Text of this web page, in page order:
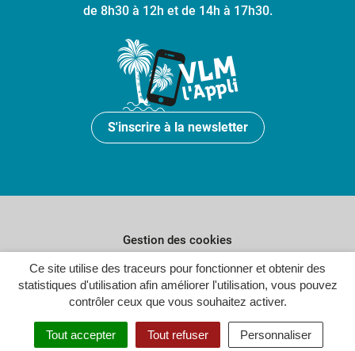
Ce site utilise des traceurs pour fonctionner et obtenir des
statistiques d'utilisation afin améliorer l'utilisation, vous pouvez
contrôler ceux que vous souhaitez activer.
Tout accepter Tout refuser Personnaliser
de 8h30 à 12h et de 14h à 17h30.
S'inscrire à la newsletter
Gestion des cookies
Plan du site
Politique de confidentialité
Crédits